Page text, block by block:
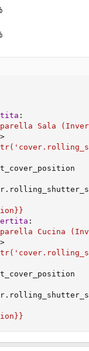
:
Sala
>
:
Cucina
>